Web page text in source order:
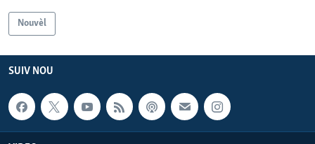
Nouvèl
SUIV NOU